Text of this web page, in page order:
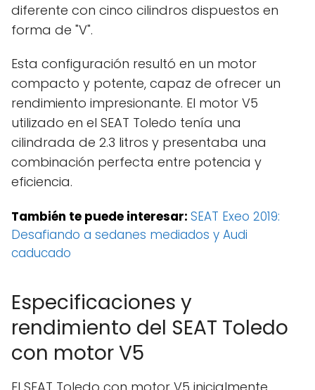
diferente con cinco cilindros dispuestos en
forma de "V".
Esta configuración resultó en un motor
compacto y potente, capaz de ofrecer un
rendimiento impresionante. El motor V5
utilizado en el SEAT Toledo tenía una
cilindrada de 2.3 litros y presentaba una
combinación perfecta entre potencia y
eficiencia.
También te puede interesar: SEAT Exeo 2019:
Desafiando a sedanes mediados y Audi
caducado
Especificaciones y
rendimiento del SEAT Toledo
con motor V5